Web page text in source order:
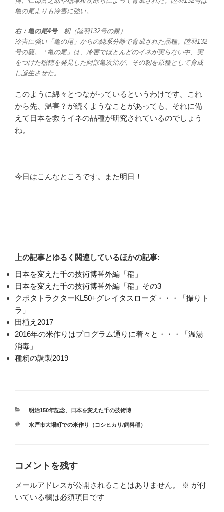
亀の尾よりも冷害に強い。
右：亀の尾4号籾（陸羽132号の親）
冷害に強い「亀の尾」からの純系分離で育成された品種。陸羽132
号の親。「亀の尾」は、冷害でほとんどのイネが実らない中、実
をつけた稲穂を発見した阿部亀次治が、その籾を原種として育成
し誕生させた。
このように綿々とつながっているというわけです。これ
から先、温害？が続くようなことがあっても、それに備
えて日本を救うイネの品種が研究されているのでしょう
ね。
今日はこんなところです。また明日！
上の記事とゆるく関連しているほかの記事:
日本を変えた千の技術博番外編「稲」
日本を変えた千の技術博番外編「稲」その3
クボタトラクターKL50+グレイタスローダ・・・「撮りト
ラ」
田植え2017
2016年の米作りはプログラム通りに着々と・・・「温湯
消毒」
種籾の調製2019
カ
ゴ
明治150年記念、日本を変えた千の技術博
タ
水戸市大場町での米作り（コシヒカリ/飼料稲）
コメントを残す
メールアドレスが公開されることはありません。 ※ が付
いている欄は必須項目です